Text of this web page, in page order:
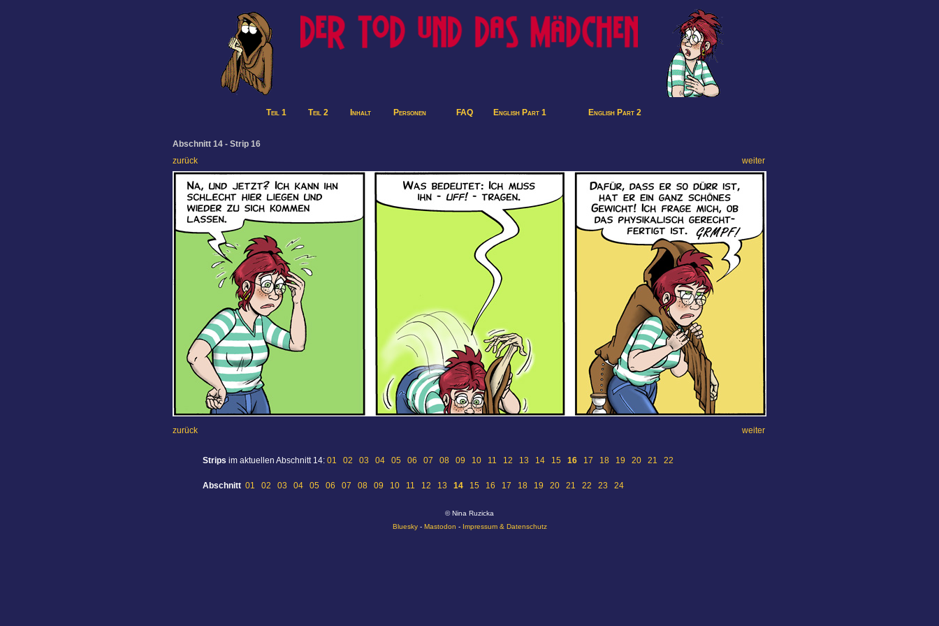
Teil 1 Teil 2 Inhalt Personen FAQ English Part 1 English Part 2
Abschnitt 14 - Strip 16
zurück
weiter
zurück weiter
Strips im aktuellen Abschnitt 14: 01 02 03 04 05 06 07 08 09 10 11 12 13 14 15 16 17 18 19 20 21 22
Abschnitt 01 02 03 04 05 06 07 08 09 10 11 12 13 14 15 16 17 18 19 20 21 22 23 24
© Nina Ruzicka
Bluesky- Mastodon - Impressum & Datenschutz